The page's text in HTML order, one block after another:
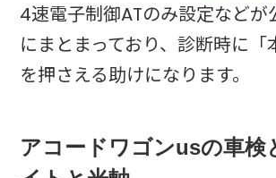
4速電子制御ATのみ設定などが
にまとまっており、診断時に「
を押さえる助けになります。
アコードワゴンusの車検